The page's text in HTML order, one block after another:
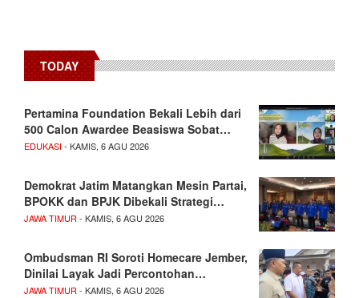
TODAY
Pertamina Foundation Bekali Lebih dari
500 Calon Awardee Beasiswa Sobat…
EDUKASI- KAMIS, 6 AGU 2026
Demokrat Jatim Matangkan Mesin Partai,
BPOKK dan BPJK Dibekali Strategi…
JAWA TIMUR - KAMIS, 6 AGU 2026
Ombudsman RI Soroti Homecare Jember,
Dinilai Layak Jadi Percontohan…
JAWA TIMUR - KAMIS, 6 AGU 2026